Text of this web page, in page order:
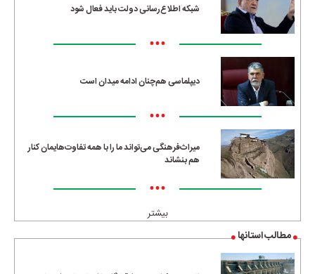
شبکه اطلاع‌رسانی دولت باید فعال شود
•••
دیپلماسی هم‌چنان ادامه میدان است
•••
میراث‌فرهنگی می‌تواند ما را با همه تفاوت‌هایمان کنار
هم بنشاند
•••
بیشتر
مطالب استانها